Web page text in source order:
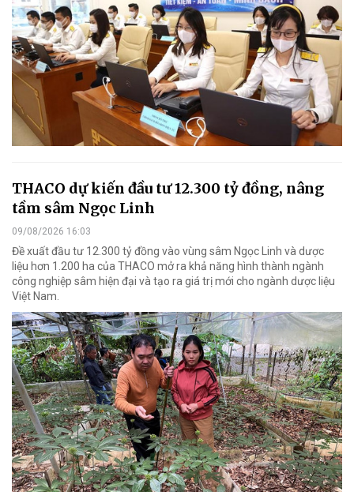
THACO dự kiến đầu tư 12.300 tỷ đồng, nâng
tầm sâm Ngọc Linh
09/08/2026 16:03
Đề xuất đầu tư 12.300 tỷ đồng vào vùng sâm Ngọc Linh và dược
liệu hơn 1.200 ha của THACO mở ra khả năng hình thành ngành
công nghiệp sâm hiện đại và tạo ra giá trị mới cho ngành dược liệu
Việt Nam.